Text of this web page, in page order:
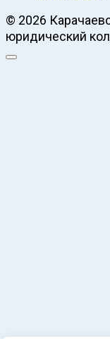
© 2026
юридический